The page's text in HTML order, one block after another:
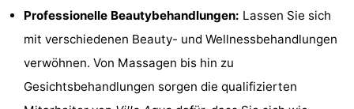
Rundfahrten
-
Spielplätze
Indoor-
Professionelle Beautybehandlungen: Lassen Sie sich
mit verschiedenen Beauty- und Wellnessbehandlungen
verwöhnen. Von Massagen bis hin zu
Gesichtsbehandlungen sorgen die qualifizierten